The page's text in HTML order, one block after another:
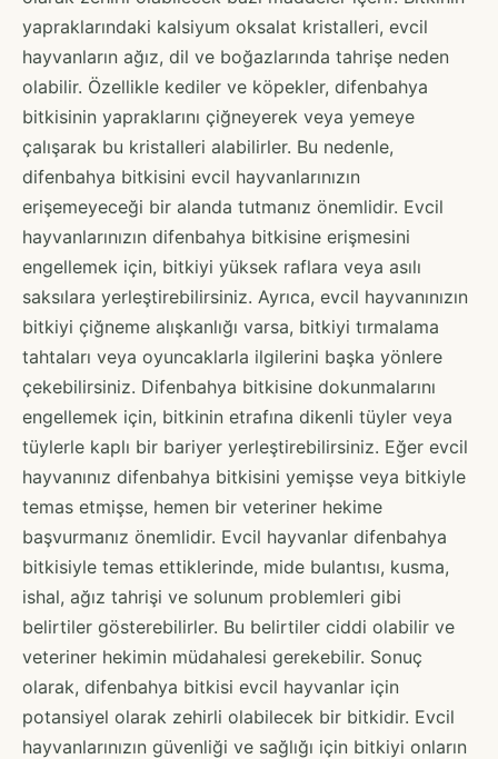
yapraklarındaki kalsiyum oksalat kristalleri, evcil
hayvanların ağız, dil ve boğazlarında tahrişe neden
olabilir. Özellikle kediler ve köpekler, difenbahya
bitkisinin yapraklarını çiğneyerek veya yemeye
çalışarak bu kristalleri alabilirler. Bu nedenle,
difenbahya bitkisini evcil hayvanlarınızın
erişemeyeceği bir alanda tutmanız önemlidir. Evcil
hayvanlarınızın difenbahya bitkisine erişmesini
engellemek için, bitkiyi yüksek raflara veya asılı
saksılara yerleştirebilirsiniz. Ayrıca, evcil hayvanınızın
bitkiyi çiğneme alışkanlığı varsa, bitkiyi tırmalama
tahtaları veya oyuncaklarla ilgilerini başka yönlere
çekebilirsiniz. Difenbahya bitkisine dokunmalarını
engellemek için, bitkinin etrafına dikenli tüyler veya
tüylerle kaplı bir bariyer yerleştirebilirsiniz. Eğer evcil
hayvanınız difenbahya bitkisini yemişse veya bitkiyle
temas etmişse, hemen bir veteriner hekime
başvurmanız önemlidir. Evcil hayvanlar difenbahya
bitkisiyle temas ettiklerinde, mide bulantısı, kusma,
ishal, ağız tahrişi ve solunum problemleri gibi
belirtiler gösterebilirler. Bu belirtiler ciddi olabilir ve
veteriner hekimin müdahalesi gerekebilir. Sonuç
olarak, difenbahya bitkisi evcil hayvanlar için
potansiyel olarak zehirli olabilecek bir bitkidir. Evcil
hayvanlarınızın güvenliği ve sağlığı için bitkiyi onların